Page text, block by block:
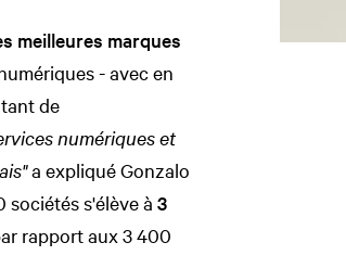
meilleures marques
- avec en
de
numériques et
a expliqué Gonzalo
sociétés s'élève à 3
rapport aux 3 400